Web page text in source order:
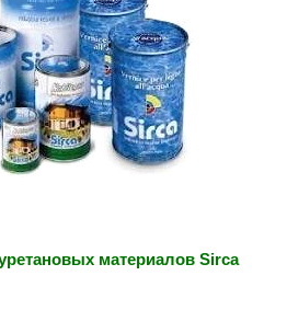
материалов Sirca